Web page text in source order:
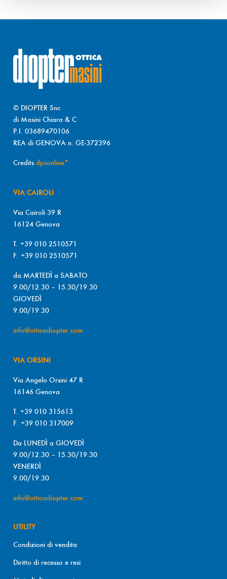
© DIOPTER Snc
di Masini Chiara & C
P.I. 03689470106
REA di GENOVA n. GE-372396
Credits dpsonline*
VIA CAIROLI
Via Cairoli 39 R
16124 Genova
T. +39 010 2510571
F. +39 010 2510571
da MARTEDÌ a SABATO
9.00/12.30 – 15.30/19.30
GIOVEDÌ
9.00/19.30
info@otticadiopter.com
VIA ORSINI
Via Angelo Orsini 47 R
16146 Genova
T. +39 010 315613
F. +39 010 317009
Da LUNEDÌ a GIOVEDÌ
9.00/12.30 – 15.30/19.30
VENERDÌ
9.00/19.30
info@otticadiopter.com
UTILITY
Condizioni di vendita
Diritto di recesso e resi